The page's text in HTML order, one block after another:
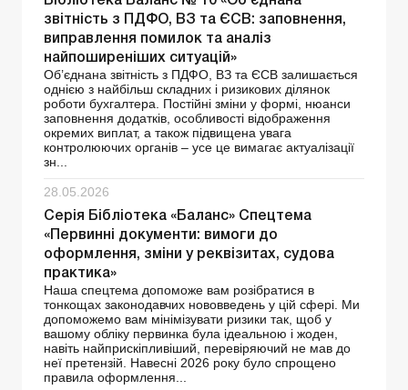
звітність з ПДФО, ВЗ та ЄСВ: заповнення,
виправлення помилок та аналіз
найпоширеніших ситуацій»
Об’єднана звітність з ПДФО, ВЗ та ЄСВ залишається
однією з найбільш складних і ризикових ділянок
роботи бухгалтера. Постійні зміни у формі, нюанси
заповнення додатків, особливості відображення
окремих виплат, а також підвищена увага
контролюючих органів – усе це вимагає актуалізації
зн...
28.05.2026
Серія Бібліотека «Баланс» Спецтема
«Первинні документи: вимоги до
оформлення, зміни у реквізитах, судова
практика»
Наша спецтема допоможе вам розібратися в
тонкощах законодавчих нововведень у цій сфері. Ми
допоможемо вам мінімізувати ризики так, щоб у
вашому обліку первинка була ідеальною і жоден,
навіть найприскіпливіший, перевіряючий не мав до
неї претензій. Навесні 2026 року було спрощено
правила оформлення...